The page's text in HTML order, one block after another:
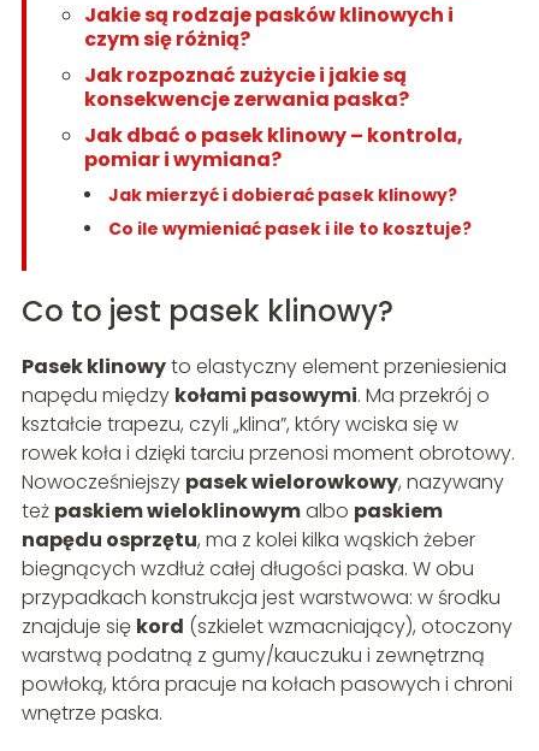
Jakie są rodzaje pasków klinowych i
czym się różnią?
Jak rozpoznać zużycie i jakie są
konsekwencje zerwania paska?
Jak dbać o pasek klinowy – kontrola,
pomiar i wymiana?
Jak mierzyć i dobierać pasek klinowy?
Co ile wymieniać pasek i ile to kosztuje?
Co to jest pasek klinowy?
Pasek klinowyto elastyczny element przeniesienia
napędu między kołami pasowymi. Ma przekrój o
kształcie trapezu, czyli „klina”, który wciska się w
rowek koła i dzięki tarciu przenosi moment obrotowy.
Nowocześniejszy pasek wielorowkowy, nazywany
też paskiem wieloklinowymalbo paskiem
napędu osprzętu, ma z kolei kilka wąskich żeber
biegnących wzdłuż całej długości paska. W obu
przypadkach konstrukcja jest warstwowa: w środku
znajduje się kord (szkielet wzmacniający), otoczony
warstwą podatną z gumy/kauczuku i zewnętrzną
powłoką, która pracuje na kołach pasowych i chroni
wnętrze paska.